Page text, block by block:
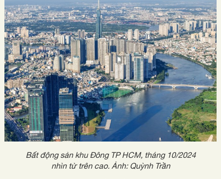
Bất động sản khu Đông TP HCM, tháng 10/2024
nhìn từ trên cao. Ảnh: Quỳnh Trần